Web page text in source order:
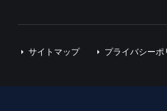
サイトマップ プライバシーポ